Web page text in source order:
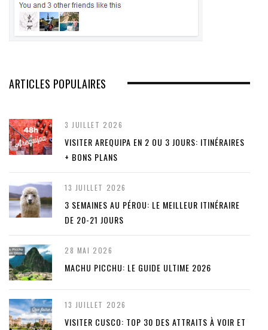
ARTICLES POPULAIRES
3 JUILLET 2026
VISITER AREQUIPA EN 2 OU 3 JOURS: ITINÉRAIRES
+ BONS PLANS
13 JUILLET 2026
3 SEMAINES AU PÉROU: LE MEILLEUR ITINÉRAIRE
DE 20-21 JOURS
28 MAI 2026
MACHU PICCHU: LE GUIDE ULTIME 2026
13 JUILLET 2026
VISITER CUSCO: TOP 30 DES ATTRAITS À VOIR ET